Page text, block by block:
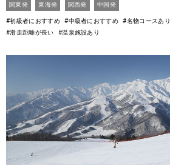
関東発
東海発 関西発 中国発
#初級者におすすめ #中級者におすすめ #名物コースあり
#滑走距離が長い
#温泉施設あり